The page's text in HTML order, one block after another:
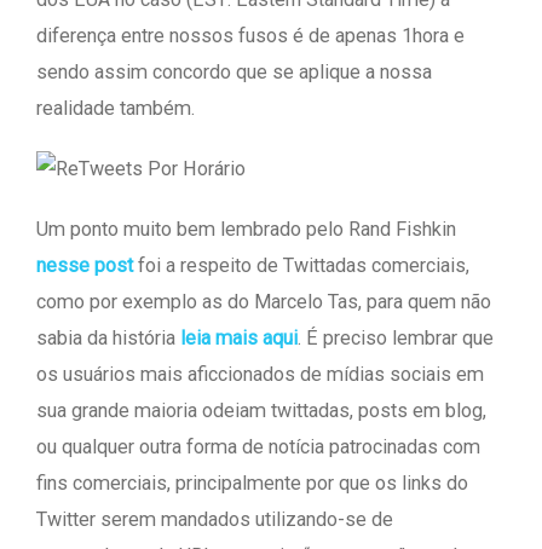
diferença entre nossos fusos é de apenas 1hora e
sendo assim concordo que se aplique a nossa
realidade também.
Um ponto muito bem lembrado pelo Rand Fishkin
nesse postfoi a respeito de Twittadas comerciais,
como por exemplo as do Marcelo Tas, para quem não
sabia da história leia mais aqui. É preciso lembrar que
os usuários mais aficcionados de mídias sociais em
sua grande maioria odeiam twittadas, posts em blog,
ou qualquer outra forma de notícia patrocinadas com
fins comerciais, principalmente por que os links do
Twitter serem mandados utilizando-se de